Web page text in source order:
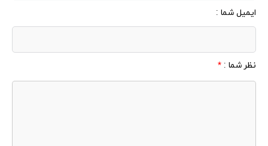
ایمیل شما :
نظر شما : *